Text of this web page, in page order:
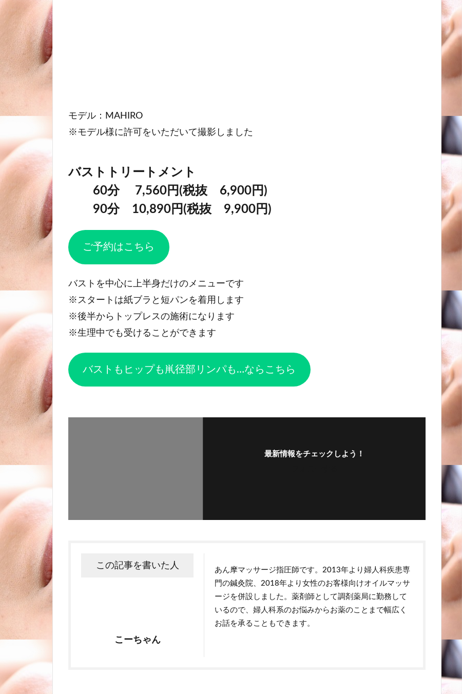
モデル：MAHIRO
※モデル様に許可をいただいて撮影しました
バストトリートメント
60分 7,560円(税抜 6,900円)
90分 10,890円(税抜 9,900円)
ご予約はこちら
バストを中心に上半身だけのメニューです
※スタートは紙ブラと短パンを着用します
※後半からトップレスの施術になります
※生理中でも受けることができます
バストもヒップも鼡径部リンパも…ならこちら
最新情報をチェックしよう！
この記事を書いた人
こーちゃん
あん摩マッサージ指圧師です。2013年より婦人科疾患専
門の鍼灸院、2018年より女性のお客様向けオイルマッサ
ージを併設しました。薬剤師として調剤薬局に勤務して
いるので、婦人科系のお悩みからお薬のことまで幅広く
お話を承ることもできます。